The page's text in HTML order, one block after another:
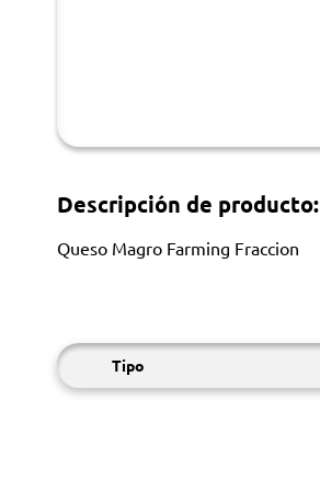
Descripción de producto:
Queso Magro Farming Fraccion
Tipo